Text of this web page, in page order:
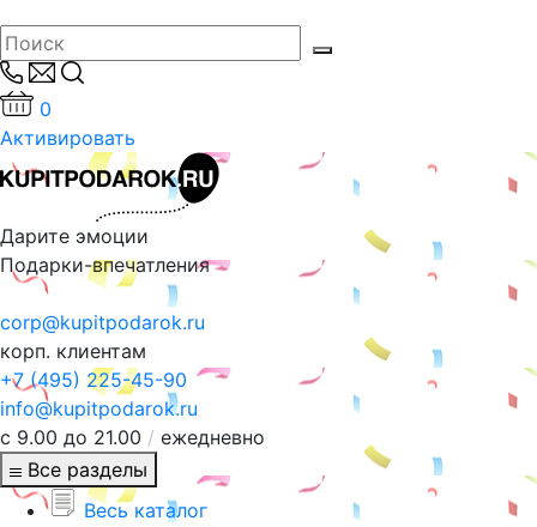
0
Активировать
Дарите эмоции
Подарки-впечатления
corp@kupitpodarok.ru
корп. клиентам
+7 (495) 225-45-90
info@kupitpodarok.ru
с 9.00 до 21.00 / ежедневно
Все разделы
Весь каталог